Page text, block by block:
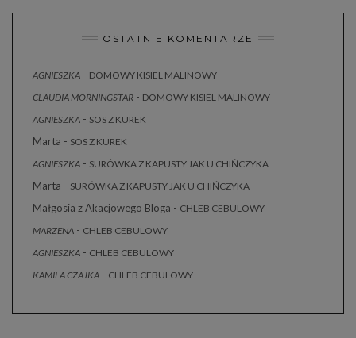
OSTATNIE KOMENTARZE
AGNIESZKA - DOMOWY KISIEL MALINOWY
CLAUDIA MORNINGSTAR - DOMOWY KISIEL MALINOWY
AGNIESZKA - SOS Z KUREK
Marta - SOS Z KUREK
AGNIESZKA - SURÓWKA Z KAPUSTY JAK U CHIŃCZYKA
Marta - SURÓWKA Z KAPUSTY JAK U CHIŃCZYKA
Małgosia z Akacjowego Bloga - CHLEB CEBULOWY
MARZENA - CHLEB CEBULOWY
AGNIESZKA - CHLEB CEBULOWY
KAMILA CZAJKA - CHLEB CEBULOWY